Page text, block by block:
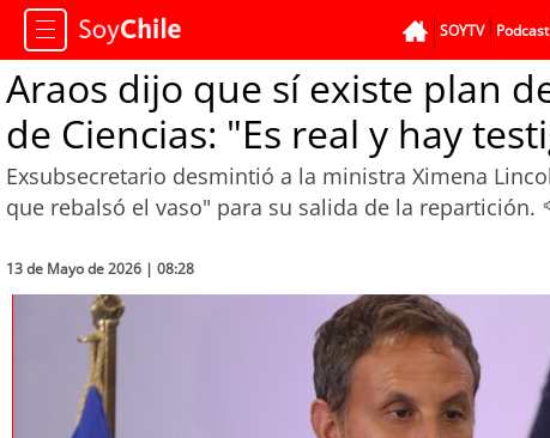
SOYTV Podcast
Araos dijo que sí existe plan
de Ciencias: "Es real y hay
Exsubsecretario desmintió a la ministra Ximena
que rebalsó el vaso" para su salida de la repartición.
13 de Mayo de 2026 | 08:28